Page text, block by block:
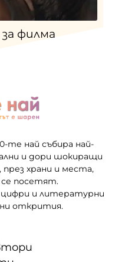
филма
те най събира най-
и дори шокиращи
храни и места,
посетят.
и литературни
открития.